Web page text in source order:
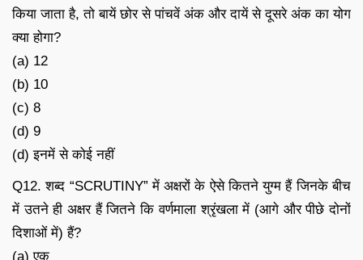
किया जाता है, तो बायें छोर से पांचवें अंक और दायें से दूसरे अंक का योग
क्या होगा?
(a) 12
(b) 10
(c) 8
(d) 9
(d) इनमें से कोई नहीं
Q12. शब्द “SCRUTINY” में अक्षरों के ऐसे कितने युग्म हैं जिनके बीच
में उतने ही अक्षर हैं जितने कि वर्णमाला श्रृंखला में (आगे और पीछे दोनों
दिशाओं में) हैं?
(a) एक